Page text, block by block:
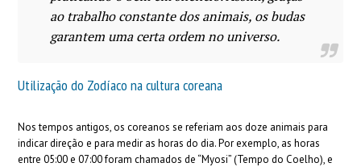
ao trabalho constante dos animais, os budas
garantem uma certa ordem no universo.
Utilização do Zodíaco na cultura coreana
Nos tempos antigos, os coreanos se referiam aos doze animais para
indicar direção e para medir as horas do dia.Por exemplo, as horas
entre 05:00 e 07:00 foram chamados de “Myosi” (Tempo do Coelho), e